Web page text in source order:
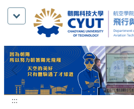
跳
內
容
區
:::